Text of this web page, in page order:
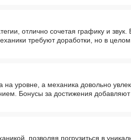
отлично сочетая графику и
требуют доработки, но в
уровне, а механика довольно
Бонусы за достижения
позволяя погрузиться в